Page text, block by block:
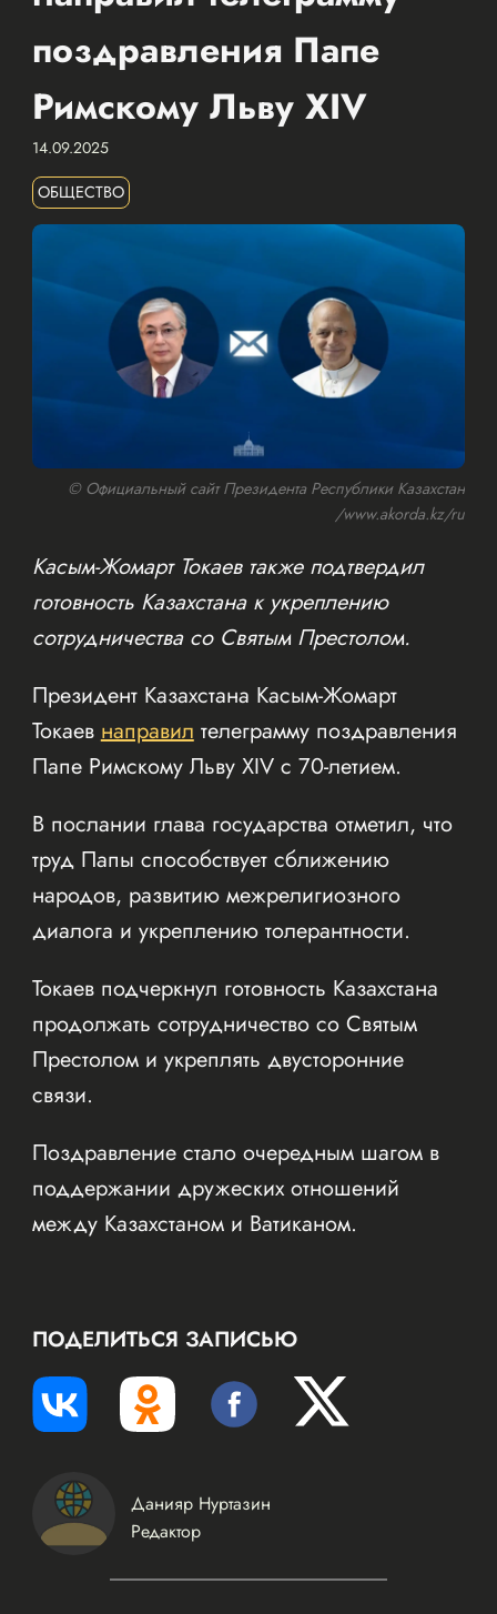
поздравления Папе
Римскому Льву XIV
14.09.2025
ОБЩЕСТВО
© Официальный сайт Президента Республики Казахстан
/www.akorda.kz/ru
Касым-Жомарт Токаев также подтвердил
готовность Казахстана к укреплению
сотрудничества со Святым Престолом.
Президент Казахстана Касым-Жомарт
Токаевнаправилтелеграмму поздравления
Папе Римскому Льву XIV с 70-летием.
В послании глава государства отметил, что
труд Папы способствует сближению
народов, развитию межрелигиозного
диалога и укреплению толерантности.
Токаев подчеркнул готовность Казахстана
продолжать сотрудничество со Святым
Престолом и укреплять двусторонние
связи.
Поздравление стало очередным шагом в
поддержании дружеских отношений
между Казахстаном и Ватиканом.
ПОДЕЛИТЬСЯ ЗАПИСЬЮ
Данияр Нуртазин
Редактор